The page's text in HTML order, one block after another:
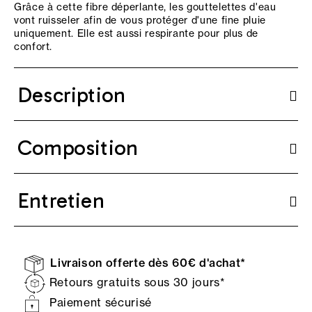
Grâce à cette fibre déperlante, les gouttelettes d'eau
vont ruisseler afin de vous protéger d'une fine pluie
uniquement. Elle est aussi respirante pour plus de
confort.
Description
Composition
Entretien
Livraison offerte dès 60€ d'achat*
Retours gratuits sous 30 jours*
Paiement sécurisé